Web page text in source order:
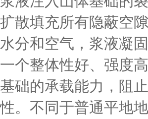
扩散填充所有隐蔽空
水分和空气，浆液凝
一个整体性好、强度
基础的承载能力，阻
性。不同于普通平地